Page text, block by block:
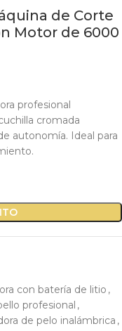
de Corte
Motor de 6000
profesional
cromada
autonomía. Ideal para
con batería de litio ,
profesional ,
de pelo inalámbrica ,